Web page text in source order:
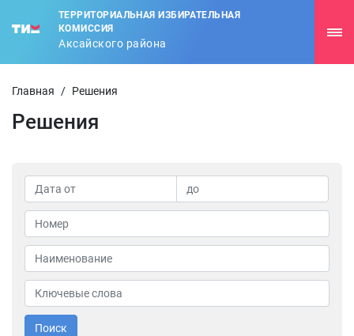
ТЕРРИТОРИАЛЬНАЯ ИЗБИРАТЕЛЬНАЯ
КОМИССИЯ
Аксайского района
Главная / Решения
Решения
Поиск